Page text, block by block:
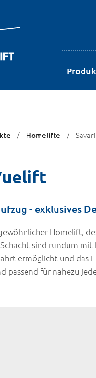
Homelifte
- exklusives
Homelift,
sind rundum
ermöglicht und das
passend für nahezu